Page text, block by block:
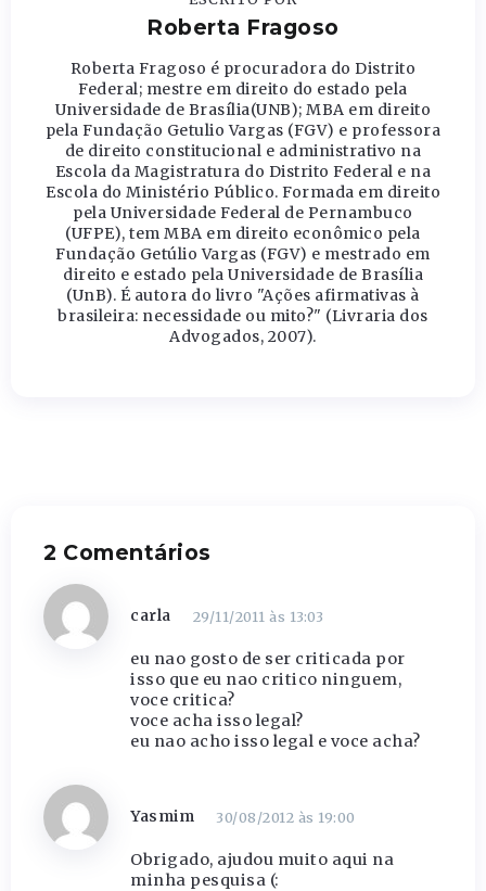
Roberta Fragoso
Roberta Fragoso é procuradora do Distrito
Federal; mestre em direito do estado pela
Universidade de Brasília(UNB); MBA em direito
pela Fundação Getulio Vargas (FGV) e professora
de direito constitucional e administrativo na
Escola da Magistratura do Distrito Federal e na
Escola do Ministério Público. Formada em direito
pela Universidade Federal de Pernambuco
(UFPE), tem MBA em direito econômico pela
Fundação Getúlio Vargas (FGV) e mestrado em
direito e estado pela Universidade de Brasília
(UnB). É autora do livro "Ações afirmativas à
brasileira: necessidade ou mito?" (Livraria dos
Advogados, 2007).
2 Comentários
carla 29/11/2011 às 13:03
eu nao gosto de ser criticada por
isso que eu nao critico ninguem,
voce critica?
voce acha isso legal?
eu nao acho isso legal e voce acha?
Yasmim 30/08/2012 às 19:00
Obrigado, ajudou muito aqui na
minha pesquisa (: